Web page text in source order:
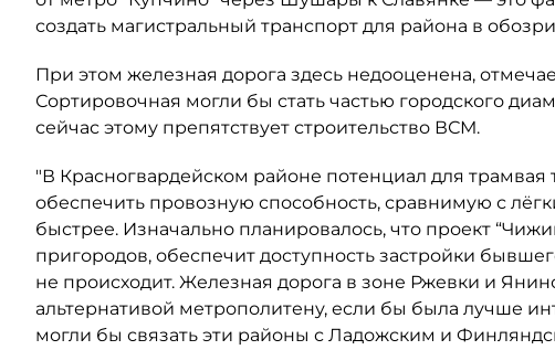
создать магистральный транспорт для района в
При этом железная дорога здесь недооценена,
Сортировочная могли бы стать частью городского
сейчас этому препятствует строительство ВСМ.
"В Красногвардейском районе потенциал для трамвая
обеспечить провозную способность, сравнимую с
быстрее. Изначально планировалось, что проект
пригородов, обеспечит доступность застройки
не происходит. Железная дорога в зоне Ржевки и
альтернативой метрополитену, если бы была лучше
могли бы связать эти районы с Ладожским и